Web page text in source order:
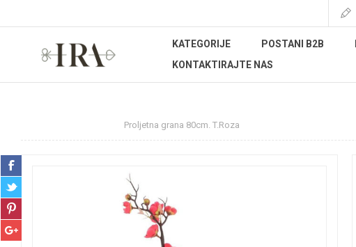
KATEGORIJE POSTANI B2B
KONTAKTIRAJTE NAS
Proljetna grana 80cm. T.Roza